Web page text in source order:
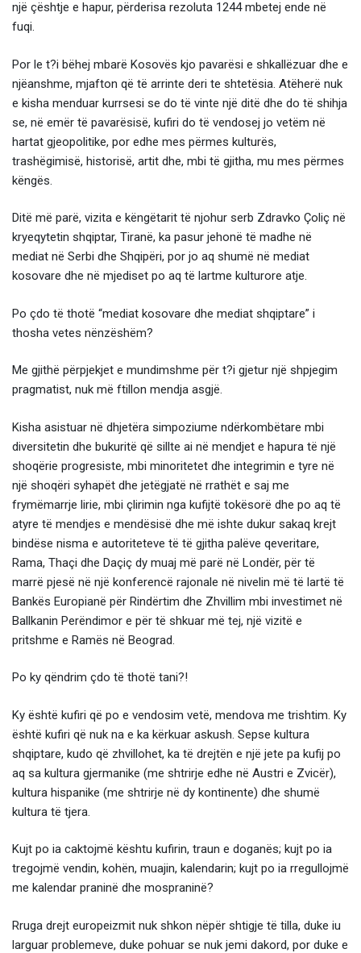
një çështje e hapur, përderisa rezoluta 1244 mbetej ende në
fuqi.
Por le t?i bëhej mbarë Kosovës kjo pavarësi e shkallëzuar dhe e
njëanshme, mjafton që të arrinte deri te shtetësia. Atëherë nuk
e kisha menduar kurrsesi se do të vinte një ditë dhe do të shihja
se, në emër të pavarësisë, kufiri do të vendosej jo vetëm në
hartat gjeopolitike, por edhe mes përmes kulturës,
trashëgimisë, historisë, artit dhe, mbi të gjitha, mu mes përmes
këngës.
Ditë më parë, vizita e këngëtarit të njohur serb Zdravko Çoliç në
kryeqytetin shqiptar, Tiranë, ka pasur jehonë të madhe në
mediat në Serbi dhe Shqipëri, por jo aq shumë në mediat
kosovare dhe në mjediset po aq të lartme kulturore atje.
Po çdo të thotë “mediat kosovare dhe mediat shqiptare” i
thosha vetes nënzëshëm?
Me gjithë përpjekjet e mundimshme për t?i gjetur një shpjegim
pragmatist, nuk më ftillon mendja asgjë.
Kisha asistuar në dhjetëra simpoziume ndërkombëtare mbi
diversitetin dhe bukuritë që sillte ai në mendjet e hapura të një
shoqërie progresiste, mbi minoritetet dhe integrimin e tyre në
një shoqëri syhapët dhe jetëgjatë në rrathët e saj me
frymëmarrje lirie, mbi çlirimin nga kufijtë tokësorë dhe po aq të
atyre të mendjes e mendësisë dhe më ishte dukur sakaq krejt
bindëse nisma e autoriteteve të të gjitha palëve qeveritare,
Rama, Thaçi dhe Daçiç dy muaj më parë në Londër, për të
marrë pjesë në një konferencë rajonale në nivelin më të lartë të
Bankës Europianë për Rindërtim dhe Zhvillim mbi investimet në
Ballkanin Perëndimor e për të shkuar më tej, një vizitë e
pritshme e Ramës në Beograd.
Po ky qëndrim çdo të thotë tani?!
Ky është kufiri që po e vendosim vetë, mendova me trishtim. Ky
është kufiri që nuk na e ka kërkuar askush. Sepse kultura
shqiptare, kudo që zhvillohet, ka të drejtën e një jete pa kufij po
aq sa kultura gjermanike (me shtrirje edhe në Austri e Zvicër),
kultura hispanike (me shtrirje në dy kontinente) dhe shumë
kultura të tjera.
Kujt po ia caktojmë kështu kufirin, traun e doganës; kujt po ia
tregojmë vendin, kohën, muajin, kalendarin; kujt po ia rregullojmë
me kalendar praninë dhe mospraninë?
Rruga drejt europeizmit nuk shkon nëpër shtigje të tilla, duke iu
larguar problemeve, duke pohuar se nuk jemi dakord, por duke e